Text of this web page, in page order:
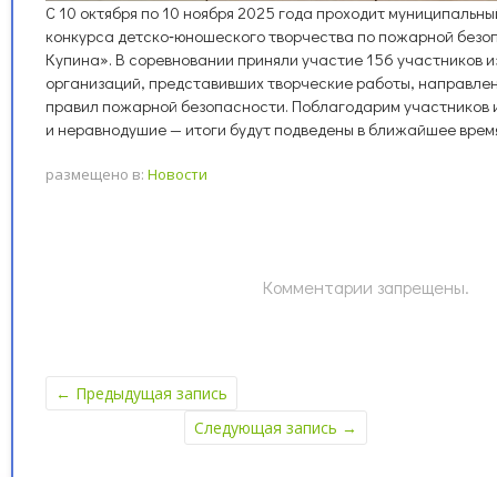
С 10 октября по 10 ноября 2025 года проходит
конкурса детско‑юношеского творчества по пожарной
Купина». В соревновании приняли участие 156 участников
организаций, представивших творческие работы,
правил пожарной безопасности. Поблагодарим участников
и неравнодушие — итоги будут подведены в ближайшее
размещено в: Новости
Комментарии запрещены.
← Предыдущая запись
Следующая запись →